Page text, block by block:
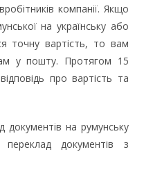
компанії. Якщо
на українську або
точну вартість, то вам
у пошту. Протягом 15
про вартість та
документів на румунську
документів з